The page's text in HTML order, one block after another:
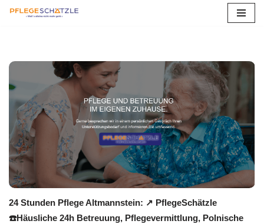
springen
24 Stunden Pflege Altmannstein: ↗️ PflegeSchätzle
☎️Häusliche 24h Betreuung, Pflegevermittlung, Polnische